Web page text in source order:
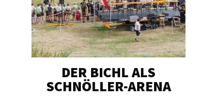
DER BICHL ALS
SCHNÖLLER-ARENA